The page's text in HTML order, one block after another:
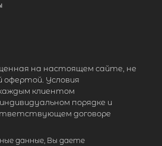
на настоящем сайте, не
офертой. Условия
клиентом
порядке и
договоре
данные, Вы даете